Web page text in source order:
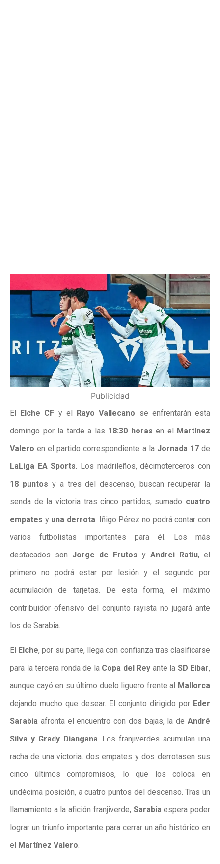
Publicidad
El Elche CF y el Rayo Vallecano se enfrentarán esta
domingo por la tarde a las 18:30 horas en el Martínez
Valero en el partido correspondiente a la Jornada 17de
LaLiga EA Sports. Los madrileños, décimoterceros con
18 puntos y a tres del descenso, buscan recuperar la
senda de la victoria tras cinco partidos, sumado cuatro
empates y una derrota. Iñigo Pérez no podrá contar con
varios futbolistas importantes para él. Los más
destacados son Jorge de Frutos y Andrei Ratiu, el
primero no podrá estar por lesión y el segundo por
acumulación de tarjetas. De esta forma, el máximo
contribuidor ofensivo del conjunto rayista no jugará ante
los de Sarabia.
El Elche, por su parte, llega con confianza tras clasificarse
para la tercera ronda de la Copa del Rey ante la SD Eibar,
aunque cayó en su último duelo liguero frente al
Mallorca
dejando mucho que desear. El conjunto dirigido por Eder
Sarabia afronta el encuentro con dos bajas, la de André
Silva y Grady Diangana. Los franjiverdes acumulan una
racha de una victoria, dos empates y dos derrotasen sus
cinco últimos compromisos, lo que los coloca en
undécima posición, a cuatro puntos del descenso. Tras un
llamamiento a la afición franjiverde, Sarabiaespera poder
lograr un triunfo importante para cerrar un año histórico en
el
Martínez Valero.